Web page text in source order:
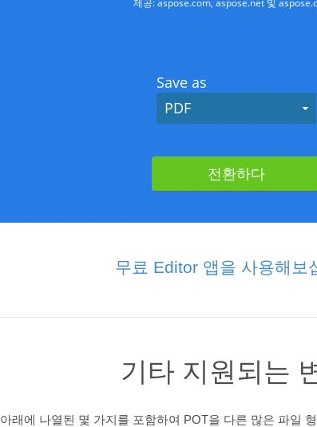
무료 Editor 앱을 사용해보
기타 지원되는
아래에 나열된 몇 가지를 포함하여 POT을 다른 많은 파일